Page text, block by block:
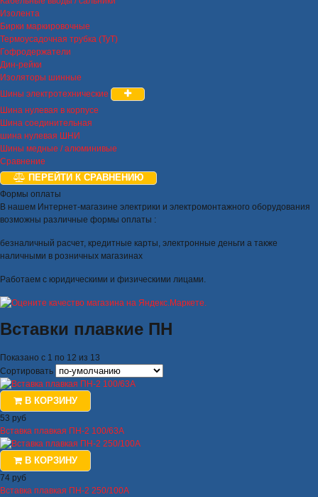
Изолента
Бирки маркировочные
Термоусадочная трубка (ТуТ)
Гофродержатели
Дин-рейки
Изоляторы шинные
Шины электротехнические
Шина нулевая в корпусе
Шина соединительная
шина нулевая ШНИ
Шины медные / алюминивые
Сравнение
ПЕРЕЙТИ К СРАВНЕНИЮ
Формы оплаты
В нашем Интернет-магазине электрики и электромонтажного оборудования
возможны различные формы оплаты :
безналичный расчет, кредитные карты, электронные деньги а также
наличными в розничных магазинах
Работаем с юридическими и физическими лицами.
Вставки плавкие ПН
Показано с 1 по 12 из 13
Сортировать
В КОРЗИНУ
53 руб
Вставка плавкая ПН-2 100/63А
В КОРЗИНУ
74 руб
Вставка плавкая ПН-2 250/100А